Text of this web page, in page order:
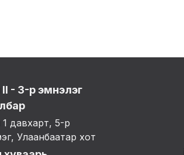
- 3-р эмнэлэг
давхарт, 5-р
Улаанбаатар хот